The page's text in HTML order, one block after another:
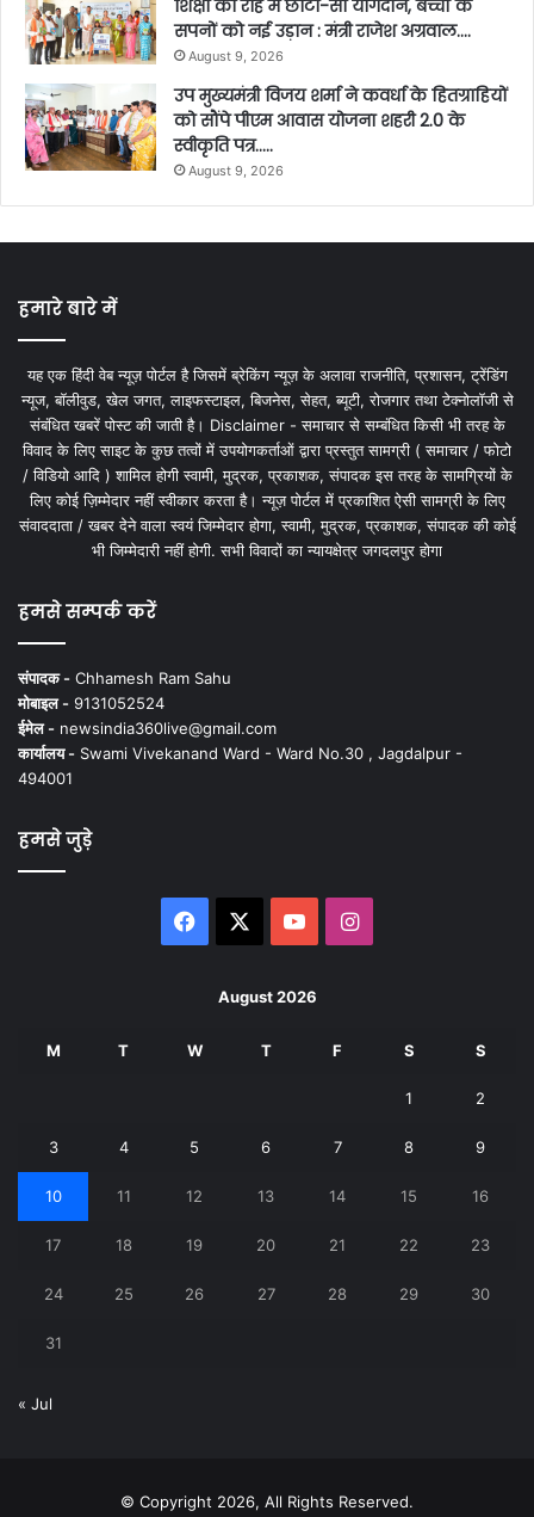
शिक्षा की राह में छोटा-सा योगदान, बच्चों के
सपनों को नई उड़ान : मंत्री राजेश अग्रवाल….
August 9, 2026
उप मुख्यमंत्री विजय शर्मा ने कवर्धा के हितग्राहियों
को सौंपे पीएम आवास योजना शहरी 2.0 के
स्वीकृति पत्र…..
August 9, 2026
हमारे बारे में
यह एक हिंदी वेब न्यूज़ पोर्टल है जिसमें ब्रेकिंग न्यूज़ के अलावा राजनीति, प्रशासन, ट्रेंडिंग
न्यूज, बॉलीवुड, खेल जगत, लाइफस्टाइल, बिजनेस, सेहत, ब्यूटी, रोजगार तथा टेक्नोलॉजी से
संबंधित खबरें पोस्ट की जाती है। Disclaimer - समाचार से सम्बंधित किसी भी तरह के
विवाद के लिए साइट के कुछ तत्वों में उपयोगकर्ताओं द्वारा प्रस्तुत सामग्री ( समाचार / फोटो
/ विडियो आदि ) शामिल होगी स्वामी, मुद्रक, प्रकाशक, संपादक इस तरह के सामग्रियों के
लिए कोई ज़िम्मेदार नहीं स्वीकार करता है। न्यूज़ पोर्टल में प्रकाशित ऐसी सामग्री के लिए
संवाददाता / खबर देने वाला स्वयं जिम्मेदार होगा, स्वामी, मुद्रक, प्रकाशक, संपादक की कोई
भी जिम्मेदारी नहीं होगी. सभी विवादों का न्यायक्षेत्र जगदलपुर होगा
हमसे सम्पर्क करें
संपादक - Chhamesh Ram Sahu
मोबाइल - 9131052524
ईमेल - newsindia360live@gmail.com
कार्यालय - Swami Vivekanand Ward - Ward No.30 , Jagdalpur -
494001
हमसे जुड़े
Facebook YouTubeInstagram
August 2026
M T W T F S S
1 2
3 4 5 6 7 8 9
10 11 12 13 14 15 16
17 18 19 20 21 22 23
24 25 26 27 28 29 30
31
« Jul
© Copyright 2026, All Rights Reserved.